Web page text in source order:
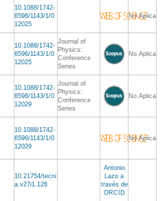
10.1088/1742-
6596/1143/1/0
12025
No Aplica
10.1088/1742-
6596/1143/1/0
12025
Journal of
Physics:
Conference
Series
No Aplica
10.1088/1742-
6596/1143/1/0
12029
Journal of
Physics:
Conference
Series
No Aplica
10.1088/1742-
6596/1143/1/0
12029
No Aplica
10.21754/tecni
a.v27i1.126
Antonio
Lazo a
través de
ORCID